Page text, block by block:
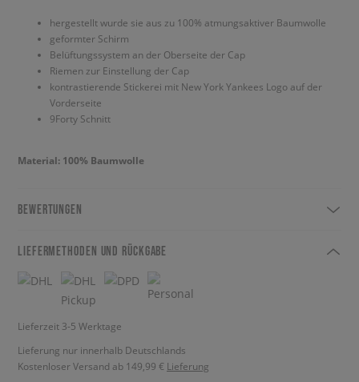
hergestellt wurde sie aus zu 100% atmungsaktiver Baumwolle
geformter Schirm
Belüftungssystem an der Oberseite der Cap
Riemen zur Einstellung der Cap
kontrastierende Stickerei mit New York Yankees Logo auf der
Vorderseite
9Forty Schnitt
Material: 100% Baumwolle
BEWERTUNGEN
LIEFERMETHODEN UND RÜCKGABE
Lieferzeit 3-5 Werktage
Lieferung nur innerhalb Deutschlands
Kostenloser Versand ab 149,99 € Lieferung